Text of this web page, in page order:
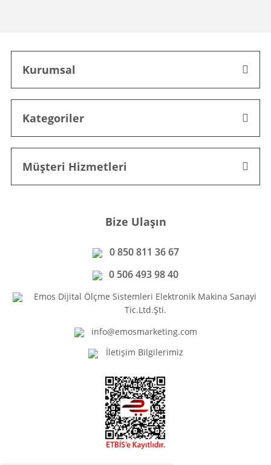
Kurumsal
Kategoriler
Müşteri Hizmetleri
Bize Ulaşın
0 850 811 36 67
0 506 493 98 40
Emos Dijital Ölçme Sistemleri Elektronik Makina Sanayi
Tic.Ltd.Şti.
info@emosmarketing.com
İletişim Bilgilerimiz